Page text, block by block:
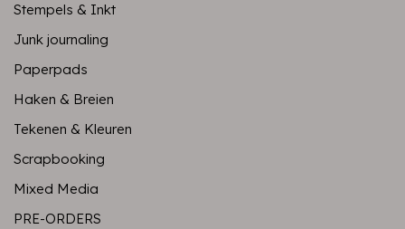
Stempels & Inkt
Junk journaling
Paperpads
Haken & Breien
Tekenen & Kleuren
Scrapbooking
Mixed Media
PRE-ORDERS